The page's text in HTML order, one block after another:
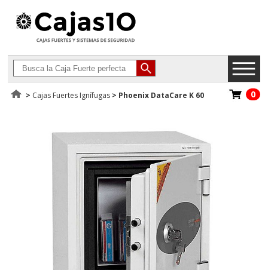
> Cajas Fuertes Ignífugas > Phoenix DataCare K 60 0